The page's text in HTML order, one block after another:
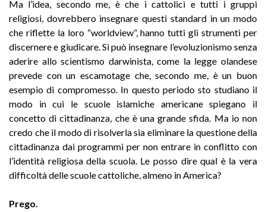
Ma l’idea, secondo me, è che i cattolici e tutti i gruppi
religiosi, dovrebbero insegnare questi standard in un modo
che riflette la loro “worldview”, hanno tutti gli strumenti per
discernere e giudicare. Si può insegnare l’evoluzionismo senza
aderire allo scientismo darwinista, come la legge olandese
prevede con un escamotage che, secondo me, è un buon
esempio di compromesso. In questo periodo sto studiano il
modo in cui le scuole islamiche americane spiegano il
concetto di cittadinanza, che è una grande sfida. Ma io non
credo che il modo di risolverla sia eliminare la questione della
cittadinanza dai programmi per non entrare in conflitto con
l’identità religiosa della scuola. Le posso dire qual è la vera
difficoltà delle scuole cattoliche, almeno in America?
Prego.